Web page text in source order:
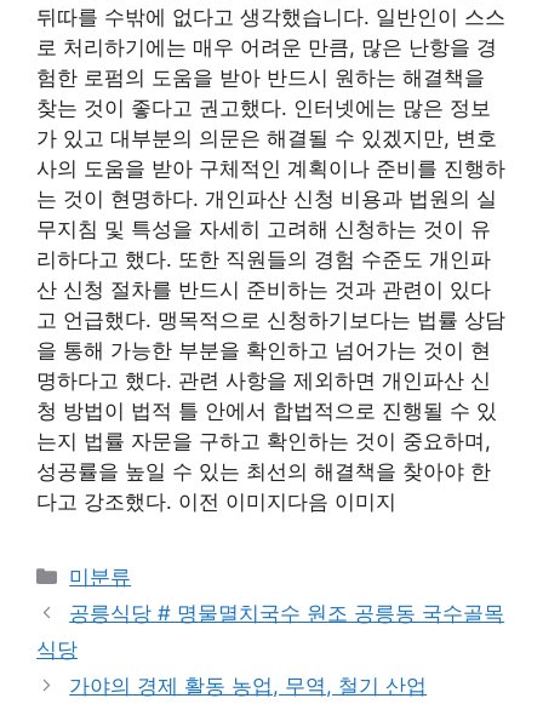
뒤따를 수밖에 없다고 생각했습니다. 일반인이 스스
로 처리하기에는 매우 어려운 만큼, 많은 난항을 경
험한 로펌의 도움을 받아 반드시 원하는 해결책을
찾는 것이 좋다고 권고했다. 인터넷에는 많은 정보
가 있고 대부분의 의문은 해결될 수 있겠지만, 변호
사의 도움을 받아 구체적인 계획이나 준비를 진행하
는 것이 현명하다. 개인파산 신청 비용과 법원의 실
무지침 및 특성을 자세히 고려해 신청하는 것이 유
리하다고 했다. 또한 직원들의 경험 수준도 개인파
산 신청 절차를 반드시 준비하는 것과 관련이 있다
고 언급했다. 맹목적으로 신청하기보다는 법률 상담
을 통해 가능한 부분을 확인하고 넘어가는 것이 현
명하다고 했다. 관련 사항을 제외하면 개인파산 신
청 방법이 법적 틀 안에서 합법적으로 진행될 수 있
는지 법률 자문을 구하고 확인하는 것이 중요하며,
성공률을 높일 수 있는 최선의 해결책을 찾아야 한
다고 강조했다. 이전 이미지다음 이미지
Categories
미분류
공릉식당 # 명물멸치국수 원조 공릉동 국수골목
식당
가야의 경제 활동 농업, 무역, 철기 산업